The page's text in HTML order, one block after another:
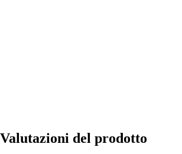
Valutazioni del prodotto